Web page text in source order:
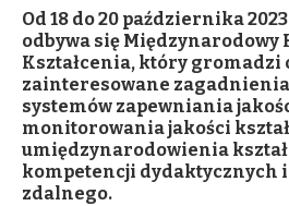
Od 18 do 20 października
odbywa się Międzynarodowy
Kształcenia, który gromadzi
zainteresowane
systemów zapewniania
monitorowania jakości
umiędzynarodowienia
kompetencji dydaktycznych
zdalnego.